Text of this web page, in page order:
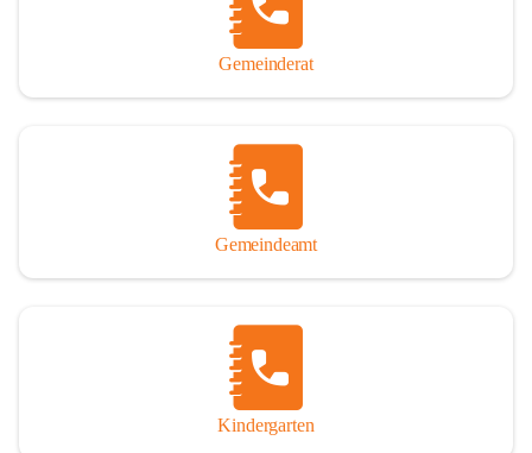
Gemeinderat
Gemeindeamt
Kindergarten